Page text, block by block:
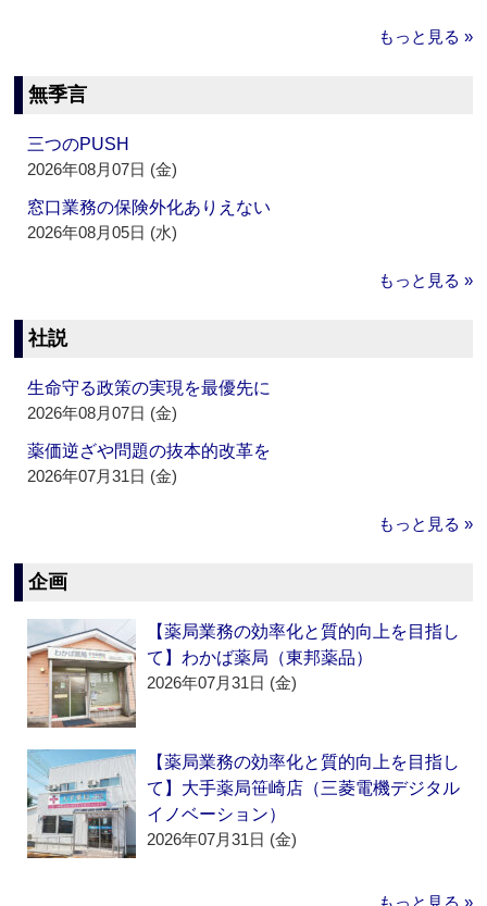
もっと見る »
無季言
三つのPUSH
2026年08月07日 (金)
窓口業務の保険外化ありえない
2026年08月05日 (水)
もっと見る »
社説
生命守る政策の実現を最優先に
2026年08月07日 (金)
薬価逆ざや問題の抜本的改革を
2026年07月31日 (金)
もっと見る »
企画
【薬局業務の効率化と質的向上を目指し
て】わかば薬局（東邦薬品）
2026年07月31日 (金)
【薬局業務の効率化と質的向上を目指し
て】大手薬局笹崎店（三菱電機デジタル
イノベーション）
2026年07月31日 (金)